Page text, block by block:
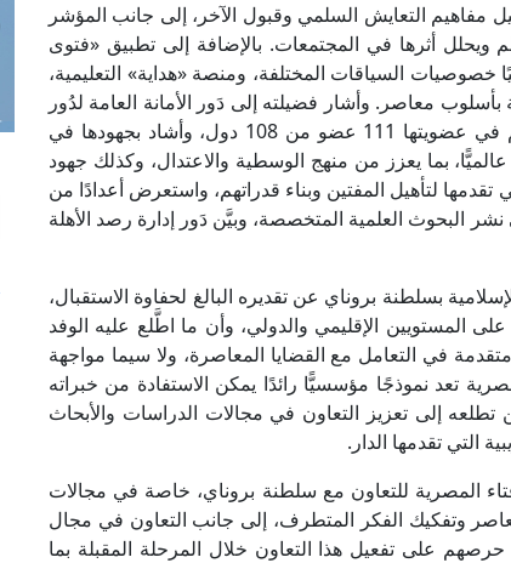
مفاهيم التعايش السلمي وقبول الآخر، إلى جانب المؤشر
ويحلل أثرها في المجتمعات. بالإضافة إلى تطبيق «فتوى
السياقات المختلفة، ومنصة «هداية» التعليمية،
معاصر. وأشار فضيلته إلى دَور الأمانة العامة لدُور
وهيئات الإفتاء في العالم التي أُنشئت عام 2015 وتضم في عضويتها 111 عضو من 108 دول، وأشاد بجهودها في
بما يعزز من منهج الوسطية والاعتدال، وكذلك جهود
تقدمها لتأهيل المفتين وبناء قدراتهم، واستعرض أعدادًا من
البحوث العلمية المتخصصة، وبيَّن دَور إدارة رصد الأهلة
بسلطنة بروناي عن تقديره البالغ لحفاوة الاستقبال،
المستويين الإقليمي والدولي، وأن ما اطَّلع عليه الوفد
في التعامل مع القضايا المعاصرة، ولا سيما مواجهة
تعد نموذجًا مؤسسيًّا رائدًا يمكن الاستفادة من خبراته
إلى تعزيز التعاون في مجالات الدراسات والأبحاث
التي تقدمها الدار.
المصرية للتعاون مع سلطنة بروناي، خاصة في مجالات
وتفكيك الفكر المتطرف، إلى جانب التعاون في مجال
على تفعيل هذا التعاون خلال المرحلة المقبلة بما